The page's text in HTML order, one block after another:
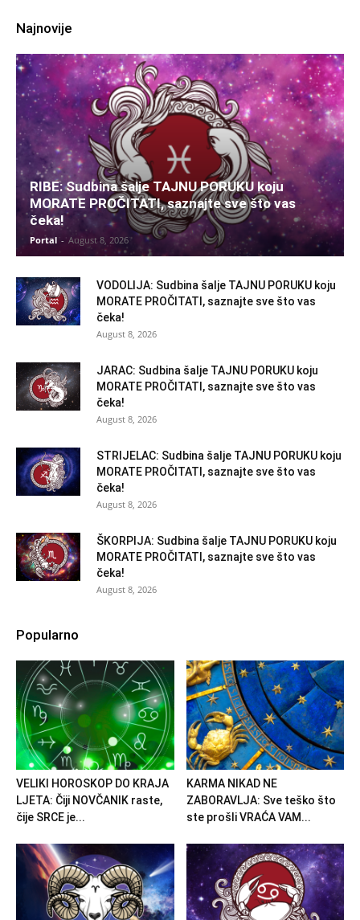
Najnovije
RIBE: Sudbina šalje TAJNU PORUKU koju
MORATE PROČITATI, saznajte sve što vas
čeka!
Portal - August 8, 2026
VODOLIJA: Sudbina šalje TAJNU PORUKU koju
MORATE PROČITATI, saznajte sve što vas
čeka!
August 8, 2026
JARAC: Sudbina šalje TAJNU PORUKU koju
MORATE PROČITATI, saznajte sve što vas
čeka!
August 8, 2026
STRIJELAC: Sudbina šalje TAJNU PORUKU koju
MORATE PROČITATI, saznajte sve što vas
čeka!
August 8, 2026
ŠKORPIJA: Sudbina šalje TAJNU PORUKU koju
MORATE PROČITATI, saznajte sve što vas
čeka!
August 8, 2026
Popularno
VELIKI HOROSKOP DO KRAJA
LJETA: Čiji NOVČANIK raste,
čije SRCE je...
KARMA NIKAD NE
ZABORAVLJA: Sve teško što
ste prošli VRAĆA VAM...